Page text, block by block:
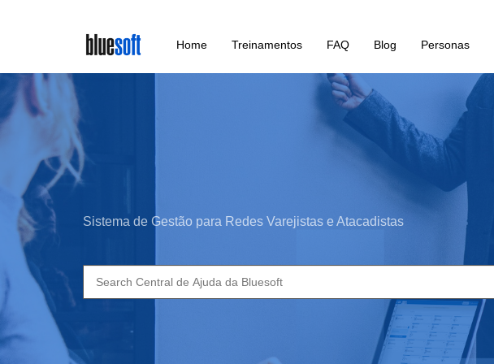
main
content
Home Treinamentos FAQ Blog Personas
Sistema de Gestão para Redes Varejistas e Atacadistas
Search
for: